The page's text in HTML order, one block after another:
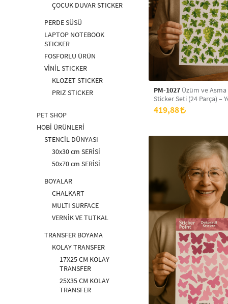
ÇOCUK DUVAR STICKER
PERDE SÜSÜ
LAPTOP NOTEBOOK
STICKER
FOSFORLU ÜRÜN
VİNİL STICKER
KLOZET STICKER
PRIZ STICKER
PET SHOP
HOBİ ÜRÜNLERİ
STENCİL DÜNYASI
30x30 cm SERİSİ
50x70 cm SERİSİ
BOYALAR
CHALKART
MULTI SURFACE
VERNİK VE TUTKAL
TRANSFER BOYAMA
KOLAY TRANSFER
17X25 CM KOLAY
TRANSFER
25X35 CM KOLAY
TRANSFER
PM-1027 Üzüm ve Asma
Sticker Seti (24 Parça) –
Tonlarda Doğal Dekoratif
Çıkartmalar
419,88